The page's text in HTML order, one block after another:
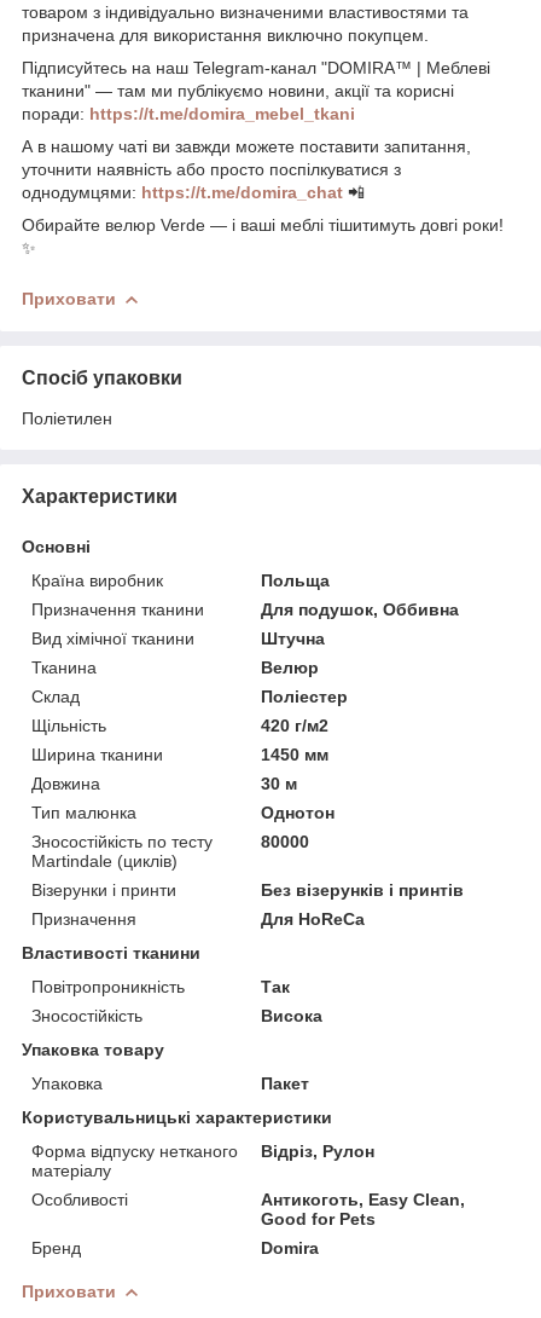
товаром з індивідуально визначеними властивостями та
призначена для використання виключно покупцем.
Підписуйтесь на наш Telegram-канал "DOMIRA™ | Меблеві
тканини" — там ми публікуємо новини, акції та корисні
поради: https://t.me/domira_mebel_tkani
А в нашому чаті ви завжди можете поставити запитання,
уточнити наявність або просто поспілкуватися з
однодумцями: https://t.me/domira_chat 📲
Обирайте велюр Verde — і ваші меблі тішитимуть довгі роки!
✨
Приховати
Спосіб упаковки
Поліетилен
Характеристики
Основні
Країна виробник
Польща
Призначення тканини
Для подушок, Оббивна
Вид хімічної тканини
Штучна
Тканина
Велюр
Склад
Поліестер
Щільність
420 г/м2
Ширина тканини
1450 мм
Довжина
30 м
Тип малюнка
Однотон
Зносостійкість по тесту
Martindale (циклів)
80000
Візерунки і принти
Без візерунків і принтів
Призначення
Для HoReCa
Властивості тканини
Повітропроникність
Так
Зносостійкість
Висока
Упаковка товару
Упаковка
Пакет
Користувальницькі характеристики
Форма відпуску нетканого
матеріалу
Відріз, Рулон
Особливості
Антикоготь, Easy Clean,
Good for Pets
Бренд
Domira
Приховати